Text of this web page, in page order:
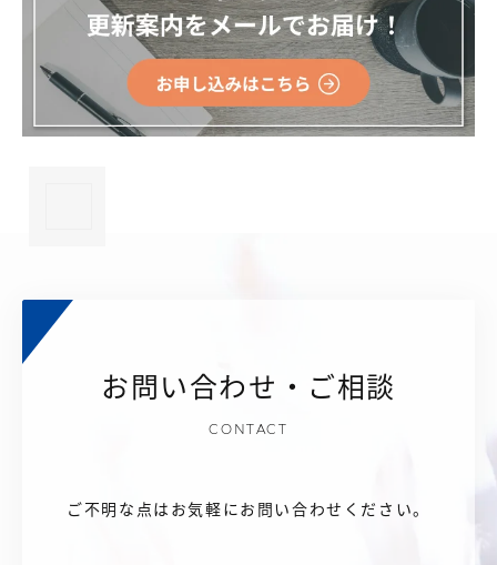
×
お問い合わせ・ご相談
CONTACT
ご不明な点はお気軽にお問い合わせください。